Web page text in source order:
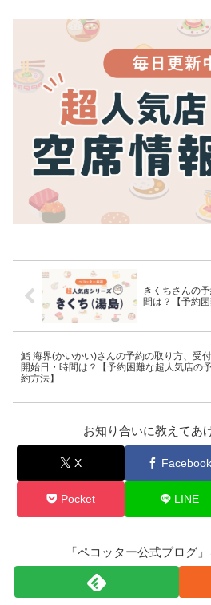
きくちさんの
間は？【予約
鮨 海界(かいかい)さんの予約の取り方、受付
開始日・時間は？【予約困難な超人気店の
約方法】
お知り合いに教えてあ
X Facebook
Pocket LINE
「ペコッター公式ブログ